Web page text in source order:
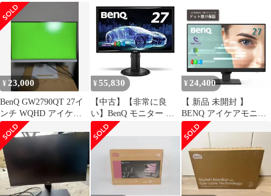
インチ/IPS/ノングレア/
ブルーライト軽減/ベゼ
ルレス/輝度自動調整機
(2Wx2)/D-sub/HDM
②
¥ 23,000
BenQ GW2790QT 27イ
ンチ WQHD アイケア
モニター
¥ 55,830
【中古】【非常に良
い】BenQ モニター デ
ィスプレイ GW2765HT
27イン
チ/WQHD/IPS/DisplayPo
rtHDMIDVIVGA端子
d2ldlup
¥ 24,400
【 新品 未開封 】
BENQ アイケアモニタ
ー 27インチ/Full
HD/IPS/HDMI/DP/ ［27
型 /フルHD(1920×1080)
/ワイド］ ブラック
GW2790-JP 未使用 送料
無料